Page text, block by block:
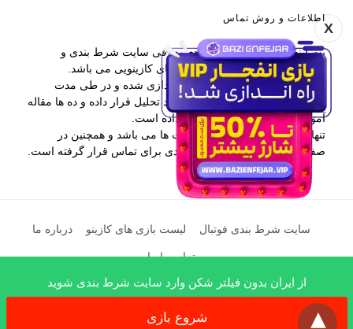
X
اطلاعات و روش تماس
بت اینفو یکی از برترین مراجع معرفی سایت شرط بندی و
همچنین آموزش پیش بینی و بازی های کازینویی می باشد.
این وب سایت در سال 1397 راه اندازی شده و در طی مدت
فعالیتش بیش از 400 سایت را مورد تحلیل قرار داده و ده ها مقاله
آموزشی در اختیار کاربران قرار داده است.
تنها راه ارتباطی با بت اینفو کامنت ها می باشد و همچنین در
صفحه درباره ما نیز اطلاعات مفیدی برای تماس قرار گرفته است.
سایت شرط بندی فوتبال لیست بازی های کازینو درباره ما
تماس با ما
از ایران بدون فیلتر شکن وارد سایت شرط بندی شوید
شروع بازی